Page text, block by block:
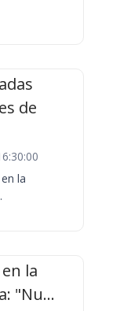
de
la
la
"Nu...